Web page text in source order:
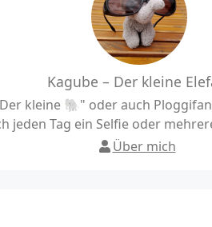
Kagube – Der kleine
kleine 🐘" oder auch
jeden Tag ein Selfie oder
Über mich